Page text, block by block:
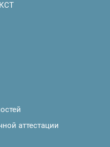
аттестации